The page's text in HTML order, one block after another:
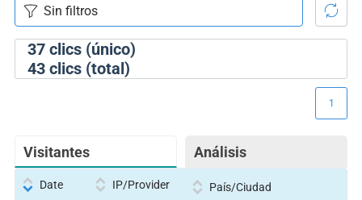
37clics (único)
43clics (total)
Visitantes Análisis
1
Date IP/Provider País/Ciudad